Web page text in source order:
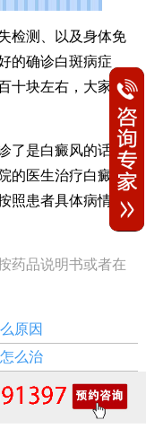
测、以及身体免
的确诊白斑病症
十块左右，大家也
了是白癜风的话，
的医生治疗白癜风
照患者具体病情一
药品说明书或者在
原因
么治